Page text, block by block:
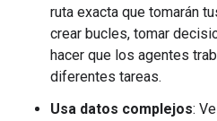
ruta exacta que tomarán
crear bucles, tomar
hacer que los agentes
diferentes tareas.
Usa datos complejos: